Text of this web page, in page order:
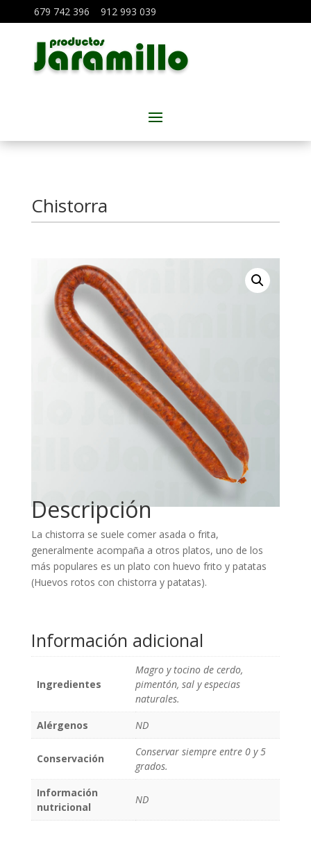
679 742 396 912 993 039
Chistorra
Descripción
La chistorra se suele comer asada o frita,
generalmente acompaña a otros platos, uno de los
más populares es un plato con huevo frito y patatas
(Huevos rotos con chistorra y patatas).
Información adicional
Ingredientes
Magro y tocino de cerdo,
pimentón, sal y especias
naturales.
Alérgenos
ND
Conservación
Conservar siempre entre 0 y 5
grados.
Información
nutricional
ND